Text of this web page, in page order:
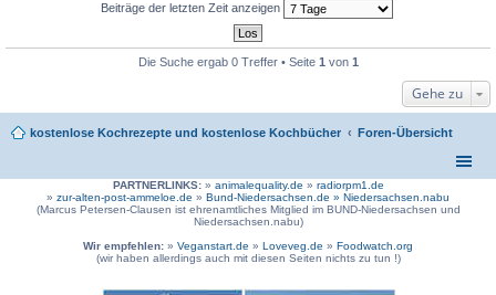
Beiträge der letzten Zeit anzeigen
Die Suche ergab 0 Treffer • Seite 1von 1
Gehe zu
kostenlose Kochrezepte und kostenlose Kochbücher Foren-Übersicht
PARTNERLINKS:» animalequality.de » radiorpm1.de
» zur-alten-post-ammeloe.de » Bund-Niedersachsen.de » Niedersachsen.nabu
(Marcus Petersen-Clausen ist ehrenamtliches Mitglied im BUND-Niedersachsen und
Niedersachsen.nabu)
Wir empfehlen: » Veganstart.de » Loveveg.de » Foodwatch.org
(wir haben allerdings auch mit diesen Seiten nichts zu tun !)